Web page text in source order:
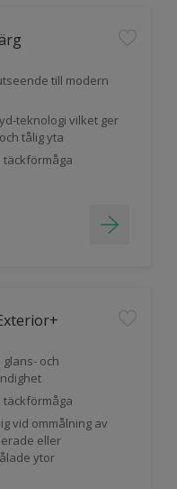
till modern
teknologi vilket ger
tålig yta
täckförmåga
och
täckförmåga
vid ommålning av
eller
ytor